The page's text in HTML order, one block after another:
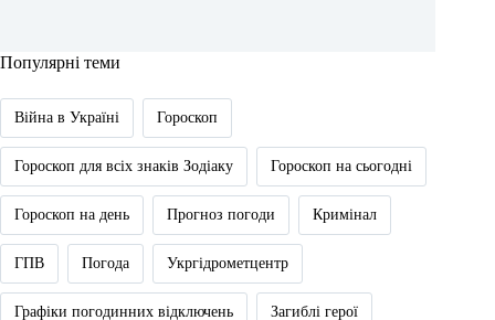
Популярні теми
Війна в Україні Гороскоп
Гороскоп для всіх знаків Зодіаку Гороскоп на сьогодні
Гороскоп на день Прогноз погоди Кримінал
ГПВ Погода Укргідрометцентр
Графіки погодинних відключень Загиблі герої